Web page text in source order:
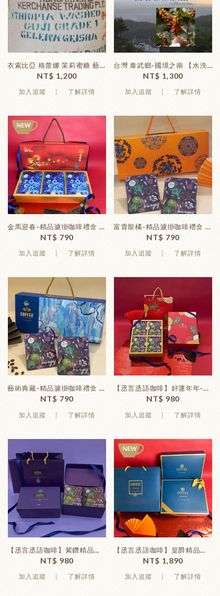
衣索比亞 格蕾娜 茉莉蜜糖 藝伎 【水洗】中淺焙 (227克 / 包)
NT$ 1,200
加入追蹤 了解詳情
台灣 泰武鄉-國境之南 【水洗】中淺焙 (227克 / 包)
NT$ 1,300
加入追蹤 了解詳情
金馬迎春-精品濾掛咖啡禮盒 (15入/盒)
NT$ 790
加入追蹤 了解詳情
富貴龍橘-精品濾掛咖啡禮盒 (15入/盒)
NT$ 790
加入追蹤 了解詳情
藝術典藏-精品濾掛咖啡禮盒 (15入/盒)
NT$ 790
加入追蹤 了解詳情
【丞言丞語咖啡】好運年年-精品濾掛咖啡禮盒 (20入/盒)
NT$ 980
加入追蹤 了解詳情
【丞言丞語咖啡】紫鑽精品咖啡禮盒-20入/盒
NT$ 980
加入追蹤 了解詳情
【丞言丞語咖啡】皇爵精品咖啡禮盒-28入
NT$ 1,890
加入追蹤 了解詳情